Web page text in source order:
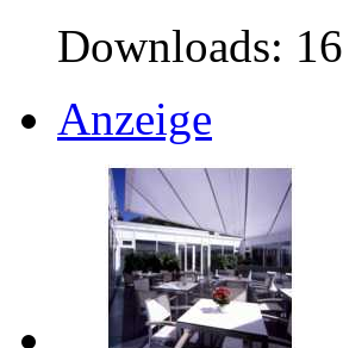
Downloads: 16
Anzeige